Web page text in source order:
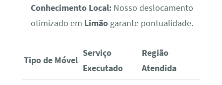
Conhecimento Local:Nosso deslocamento
otimizado em Limãogarante pontualidade.
Tipo de Móvel
Serviço
Executado
Região
Atendida